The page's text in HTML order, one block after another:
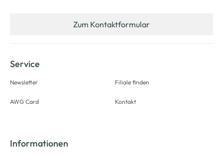
Zum Kontaktformular
Service
Newsletter
AWG Card
Filiale finden
Kontakt
Informationen